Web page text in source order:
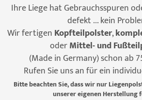
Ihre Liege hat Gebrauchsspuren
defekt ... kein
Wir fertigen Kopfteilpolster,
oderMittel- und
(Made in Germany) schon ab
Rufen Sie uns an für ein
Bitte beachten Sie, dass wir nur
unserer eigenen Herstellung